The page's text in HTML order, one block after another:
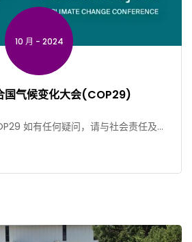
10 月 - 2024
国气候变化大会(COP29)
如有任何疑问，请与社会责任及可